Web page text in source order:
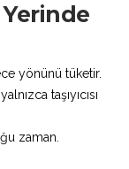
Yerinde
yönünü tüketir.
taşıyıcısı
zaman.